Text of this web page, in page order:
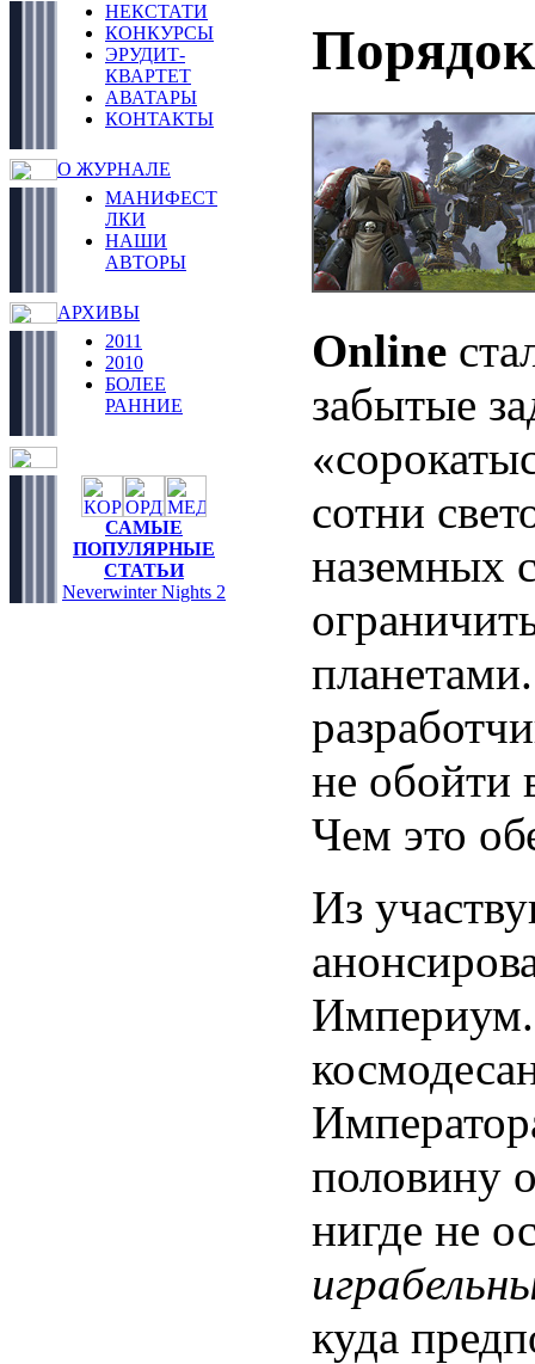
НЕКСТАТИ
КОНКУРСЫ
ЭРУДИТ-
КВАРТЕТ
АВАТАРЫ
КОНТАКТЫ
О ЖУРНАЛЕ
МАНИФЕСТ
ЛКИ
НАШИ
АВТОРЫ
АРХИВЫ
2011
2010
БОЛЕЕ
РАННИЕ
САМЫЕ
ПОПУЛЯРНЫЕ
СТАТЬИ
Neverwinter Nights 2
Online
забытые
сотни
наземных
не обойти
Чем это
Из
половину
нигде не
куда